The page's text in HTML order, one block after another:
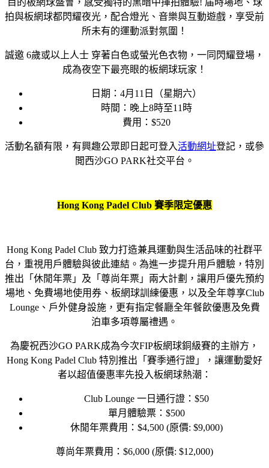
拍與板網球都閃耀夜光，配合燈光、音樂與互動遊戲，享受前
所未有的運動派對氛圍！
誠邀 6歲或以上人士 穿著白色或螢光色衣物，一同閃耀登場，
成為夜空下最亮眼的板網球玩家！
日期：4月11日（星期六）
時間：晚上8時至11時
費用：$520
活動名額有限，有興趣公眾即日起可登入活動網址登記，或參
閲西沙GO PARK社交平台。
Hong Kong Padel Club 賽季限定優惠
Hong Kong Padel Club 致力打造兼具運動與生活品味的社群平
台，重視用戶體驗與彼此連結。為進一步提升用戶體驗，特別
推出「休閒年票」及「尊尚年票」兩大計劃，讓用戶優先預約
場地、免費場地使用券、板網球訓練優惠，以及全年尊享Club
Lounge、戶外健身設施，更有指定餐廳全年餐飲優惠及免費
泊車多項尊屬禮遇。
為慶祝西沙GO PARK成為今次FIP板網球銅級賽的主辦方，
Hong Kong Padel Club 特別推出「賽季通行證」，讓運動愛好
者以超值優惠率先投入板網球熱潮：
Club Lounge 一日通行證：$50
單月體驗票：$500
休閒年票費用：$4,500 (原價: $9,000)
尊尚年票費用：$6,000 (原價: $12,000)